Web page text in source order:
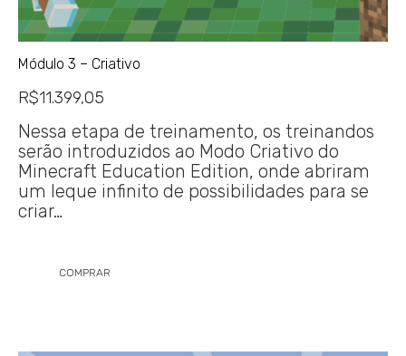
Módulo 3 – Criativo
R$11.399,05
Nessa etapa de treinamento, os treinandos
serão introduzidos ao Modo Criativo do
Minecraft Education Edition, onde abriram
um leque infinito de possibilidades para se
criar…
COMPRAR